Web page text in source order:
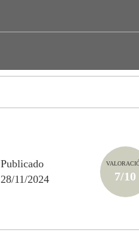
Publicado
28/11/2024
7/10